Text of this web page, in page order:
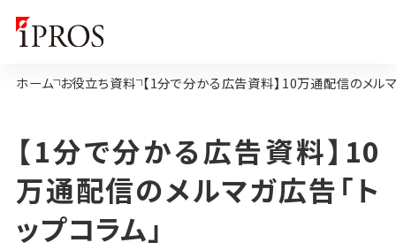
ホーム お役立ち資料 【1分で分かる広告資料】10万通配信のメルマ
【1分で分かる広告資料】10
万通配信のメルマガ広告「ト
ップコラム」